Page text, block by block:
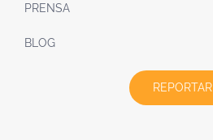
PRENSA
BLOG
REPORTAR